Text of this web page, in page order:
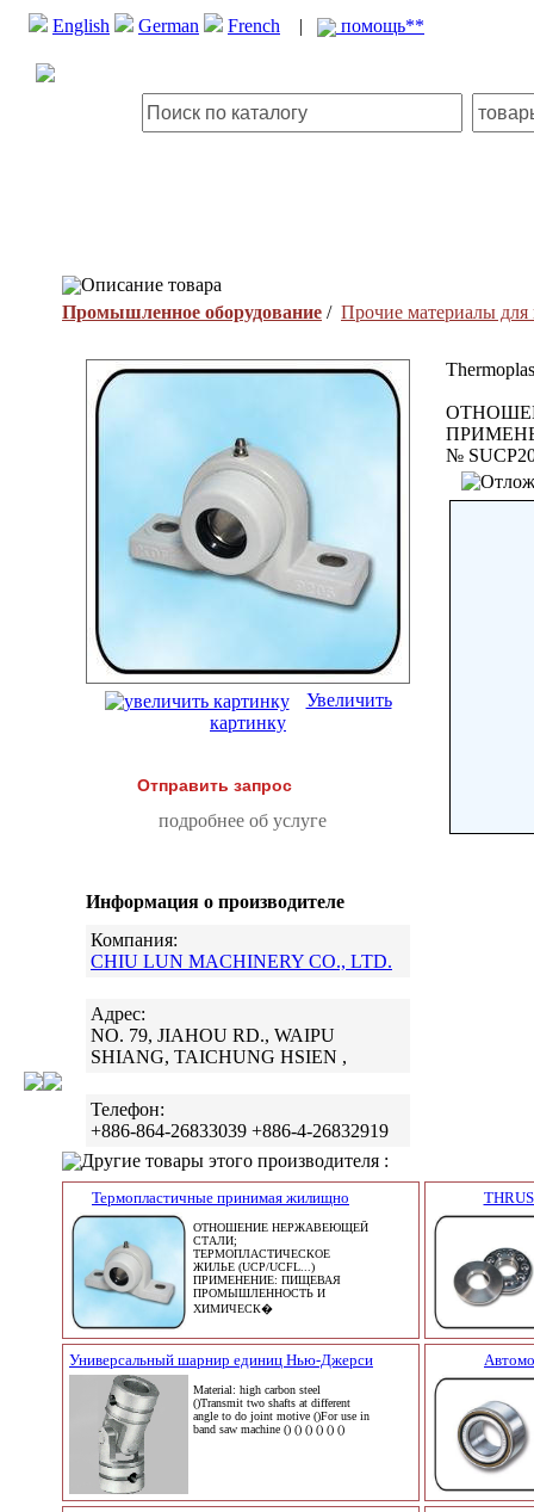
English German French | помощь**
Описание товара
Промышленное оборудование / Прочие материалы
Увеличить
картинку
Отправить запрос
подробнее об услуге
Информация о производителе
Компания:
CHIU LUN MACHINERY CO., LTD.
Адрес:
NO. 79, JIAHOU RD., WAIPU
SHIANG, TAICHUNG HSIEN ,
Телефон:
+886-864-26833039 +886-4-26832919
№
Другие товары этого производителя :
Термопластичные принимая жилищно
ОТНОШЕНИЕ НЕРЖАВЕЮЩЕЙ
СТАЛИ;
ТЕРМОПЛАСТИЧЕСКОЕ
ЖИЛЬЕ (UCP/UCFL...)
ПРИМЕНЕНИЕ: ПИЩЕВАЯ
ПРОМЫШЛЕННОСТЬ И
ХИМИЧЕСК�
Универсальный шарнир единиц Нью-Джерси
Material: high carbon steel
()Transmit two shafts at different
angle to do joint motive ()For use in
band saw machine () () () () () ()